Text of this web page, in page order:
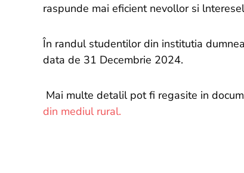
raspunde mai eficient nevollor si
În randul studentilor din institutia
data de 31 Decembrie 2024.
Mai multe detalil pot fi regasite in
din mediul rural.